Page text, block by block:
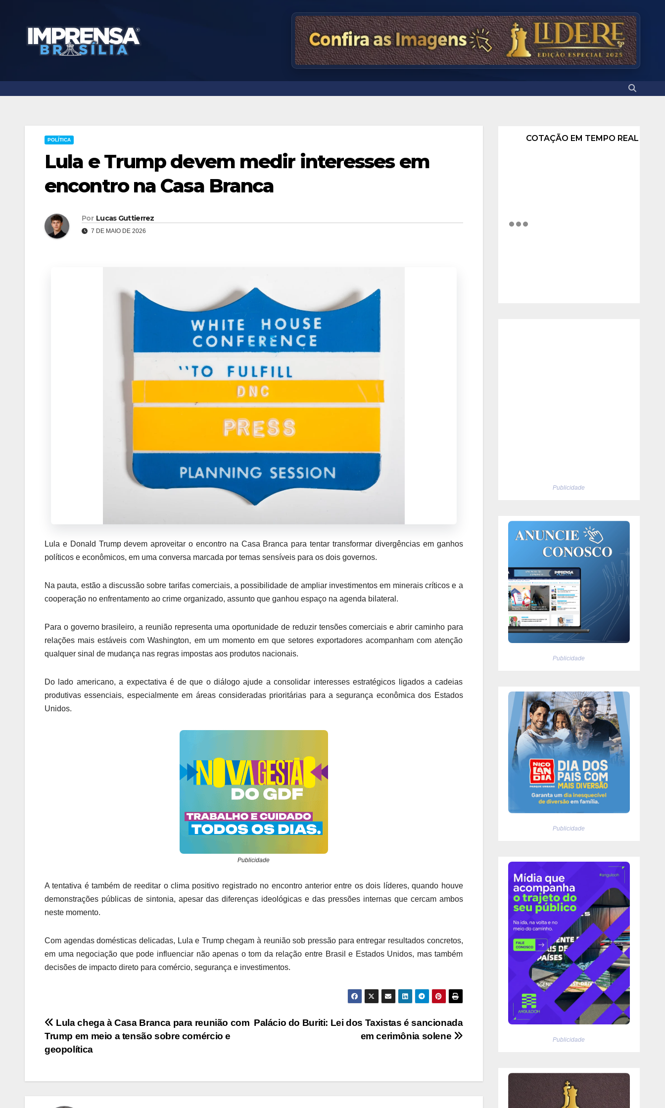
POLÍTICA
Lula e Trump devem medir interesses em
encontro na Casa Branca
Por Lucas Guttierrez
7 DE MAIO DE 2026
Lula e Donald Trump devem aproveitar o encontro na Casa Branca para tentar transformar divergências em ganhos
políticos e econômicos, em uma conversa marcada por temas sensíveis para os dois governos.
Na pauta, estão a discussão sobre tarifas comerciais, a possibilidade de ampliar investimentos em minerais críticos e a
cooperação no enfrentamento ao crime organizado, assunto que ganhou espaço na agenda bilateral.
Para o governo brasileiro, a reunião representa uma oportunidade de reduzir tensões comerciais e abrir caminho para
relações mais estáveis com Washington, em um momento em que setores exportadores acompanham com atenção
qualquer sinal de mudança nas regras impostas aos produtos nacionais.
Do lado americano, a expectativa é de que o diálogo ajude a consolidar interesses estratégicos ligados a cadeias
produtivas essenciais, especialmente em áreas consideradas prioritárias para a segurança econômica dos Estados
Unidos.
Publicidade
A tentativa é também de reeditar o clima positivo registrado no encontro anterior entre os dois líderes, quando houve
demonstrações públicas de sintonia, apesar das diferenças ideológicas e das pressões internas que cercam ambos
neste momento.
Com agendas domésticas delicadas, Lula e Trump chegam à reunião sob pressão para entregar resultados concretos,
em uma negociação que pode influenciar não apenas o tom da relação entre Brasil e Estados Unidos, mas também
decisões de impacto direto para comércio, segurança e investimentos.
Navegação
de
Palácio do Buriti: Lei dos Taxistas é sancionada
em cerimônia solene
Lula chega à Casa Branca para reunião com
Trump em meio a tensão sobre comércio e
geopolítica
COTAÇÃO EM TEMPO REAL
Publicidade
Publicidade
Publicidade
Publicidade